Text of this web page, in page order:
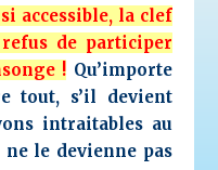
accessible, la clef
de participer
! Qu’importe
tout, s’il devient
intraitables au
le devienne pas